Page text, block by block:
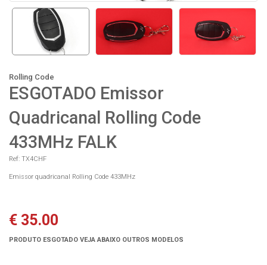
Rolling Code
ESGOTADO Emissor
Quadricanal Rolling Code
433MHz FALK
Ref: TX4CHF
Emissor quadricanal Rolling Code 433MHz
€ 35.00
PRODUTO ESGOTADO VEJA ABAIXO OUTROS MODELOS